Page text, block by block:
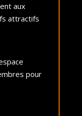
aux
attractifs
pour